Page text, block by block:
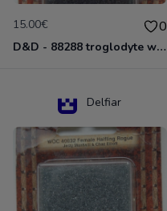
15.00€ 0
D&D - 88288 troglodyte with long Miniature - Donjons Dragons
Delfiar